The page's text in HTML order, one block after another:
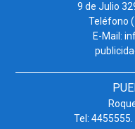
9 de Julio
Teléfono
E-Mail:
Tel: